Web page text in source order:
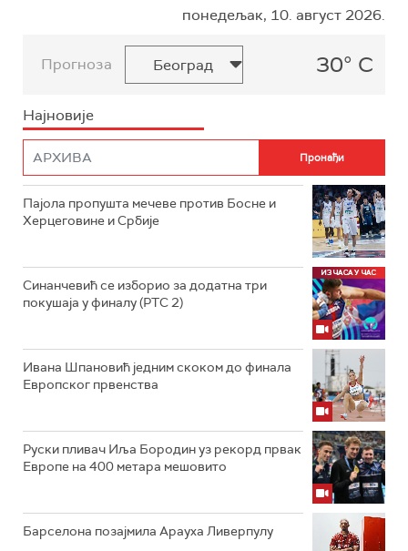
понедељак, 10. август 2026.
Прогноза 30° C
Најновије
Пајола пропушта мечеве против Босне и
Херцеговине и Србије
Синанчевић се изборио за додатна три
покушаја у финалу (РТС 2)
Ивана Шпановић једним скоком до финала
Европског првенства
Руски пливач Иља Бородин уз рекорд првак
Европе на 400 метара мешовито
Барселона позајмила Арауха Ливерпулу